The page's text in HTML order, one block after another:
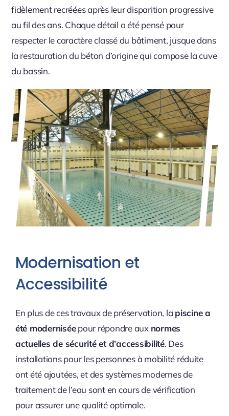
fidèlement recréées après leur disparition progressive
au fil des ans. Chaque détail a été pensé pour
respecter le caractère classé du bâtiment, jusque dans
la restauration du béton d’origine qui compose la cuve
du bassin.
Modernisation et
Accessibilité
En plus de ces travaux de préservation, la piscine a
été moderniséepour répondre aux normes
actuelles de sécurité et d’accessibilité. Des
installations pour les personnes à mobilité réduite
ont été ajoutées, et des systèmes modernes de
traitement de l’eau sont en cours de vérification
pour assurer une qualité optimale.